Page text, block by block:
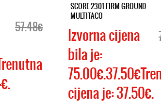
57.48€
SCORE 2301 FIRM GROUND
MULTITACO
Izvorna cijena
bila je:
cijena je: 37.50€.